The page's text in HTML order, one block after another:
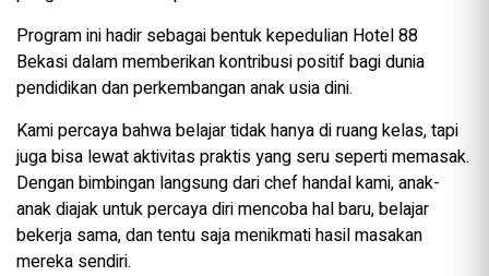
Program ini hadir sebagai bentuk kepedulian Hotel 88
Bekasi dalam memberikan kontribusi positif bagi dunia
pendidikan dan perkembangan anak usia dini.
Kami percaya bahwa belajar tidak hanya di ruang kelas, tapi
juga bisa lewat aktivitas praktis yang seru seperti memasak.
Dengan bimbingan langsung dari chef handal kami, anak-
anak diajak untuk percaya diri mencoba hal baru, belajar
bekerja sama, dan tentu saja menikmati hasil masakan
mereka sendiri.